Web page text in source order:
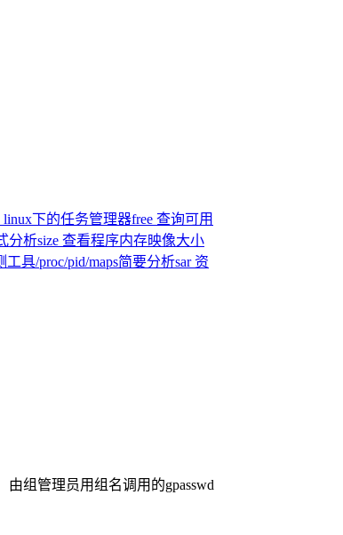
linux下的任务管理器free 查询可用
分析size 查看程序内存映像大小
工具/proc/pid/maps简要分析sar 资
由组管理员用组名调用的gpasswd